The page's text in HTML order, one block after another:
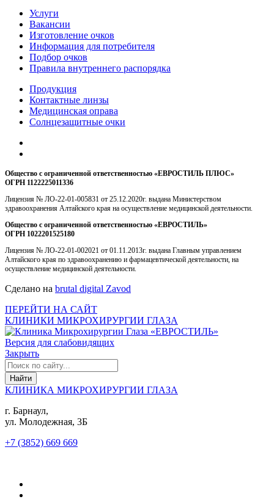
Услуги
Вакансии
Изготовление очков
Информация для потребителя
Подбор очков
Правила внутреннего распорядка
Продукция
Контактные линзы
Медицинская оправа
Солнцезащитные очки
Общество с ограниченной ответственностью «ЕВРОСТИЛЬ ПЛЮС»
ОГРН 1122225011336
Лицензия № ЛО-22-01-005831 от 25.12.2020г. выдана Министерством
здравоохранения Алтайского края на осуществление медицинской деятельности.
Общество с ограниченной ответственностью «ЕВРОСТИЛЬ»
ОГРН 1022201525180
Лицензия № ЛО-22-01-002021 от 01.11.2013г. выдана Главным управлением
Алтайского края по здравоохранению и фармацевтической деятельности, на
осуществление медицинской деятельности.
Сделано на brutal digital Zavod
ПЕРЕЙТИ НА САЙТ
КЛИНИКИ МИКРОХИРУРГИИ ГЛАЗА
Версия для слабовидящих
Закрыть
КЛИНИКА МИКРОХИРУРГИИ ГЛАЗА
г. Барнаул,
ул. Молодежная, 3Б
+7 (3852) 669 669